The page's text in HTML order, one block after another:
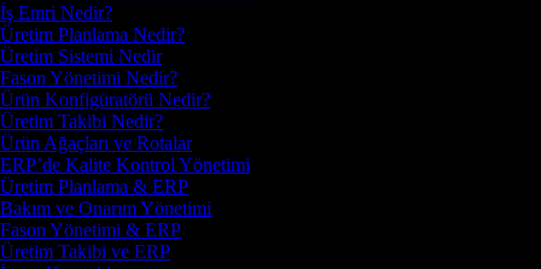
İş Emri Nedir?
Üretim Planlama Nedir?
Üretim Sistemi Nedir
Fason Yönetimi Nedir?
Ürün Konfigüratörü Nedir?
Üretim Takibi Nedir?
Ürün Ağaçları ve Rotalar
ERP’de Kalite Kontrol Yönetimi
Üretim Planlama & ERP
Bakım ve Onarım Yönetimi
Fason Yönetimi & ERP
Üretim Takibi ve ERP